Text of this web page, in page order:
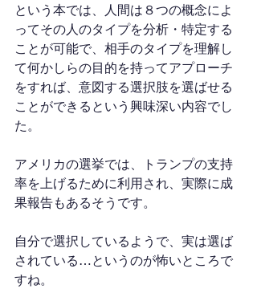
という本では、人間は８つの概念によ
ってその人のタイプを分析・特定する
ことが可能で、相手のタイプを理解し
て何かしらの目的を持ってアプローチ
をすれば、意図する選択肢を選ばせる
ことができるという興味深い内容でし
た。
アメリカの選挙では、トランプの支持
率を上げるために利用され、実際に成
果報告もあるそうです。
自分で選択しているようで、実は選ば
されている…というのが怖いところで
すね。